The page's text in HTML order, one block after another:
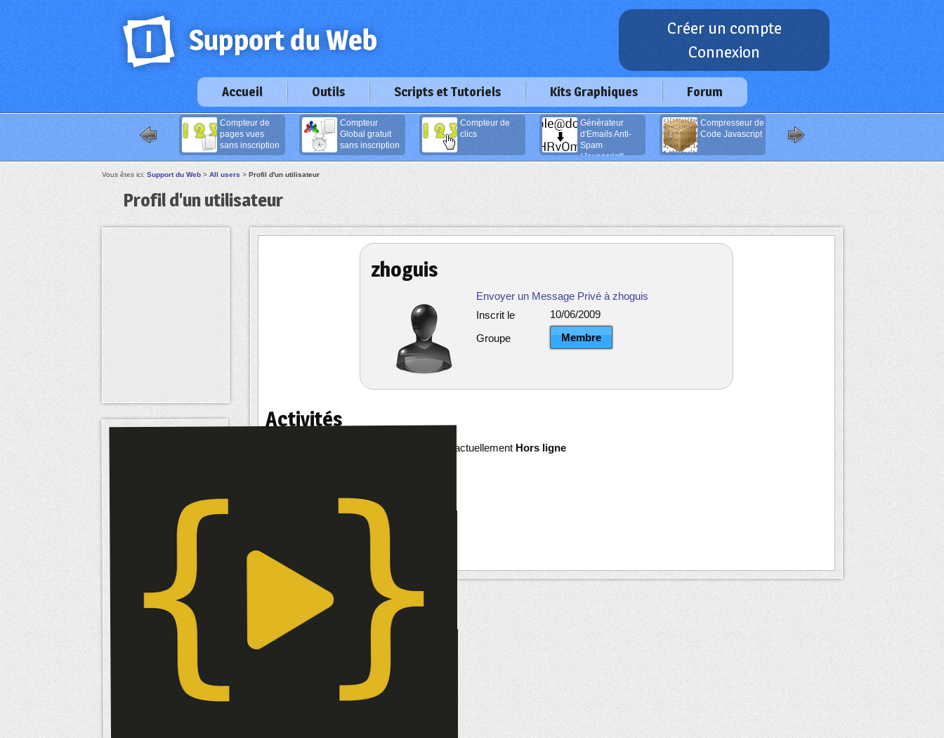
Créer un compte
Connexion
Accueil Outils Scripts et Tutoriels Kits Graphiques Forum
Compteur de
pages vues
sans inscription
Compteur
Global gratuit
sans inscription
Compteur de
clics
Générateur
d'Emails Anti-
Spam
(Javascript)
Compresseur de
Code Javascript
Vous êtes ici: Support du Web> All users> Profil d'un utilisateur
Profil d'un utilisateur
zhoguis
Envoyer un Message Privé à zhoguis
Inscrit le
10/06/2009
Groupe Membre
Activités
zhoguis est actuellement Hors ligne